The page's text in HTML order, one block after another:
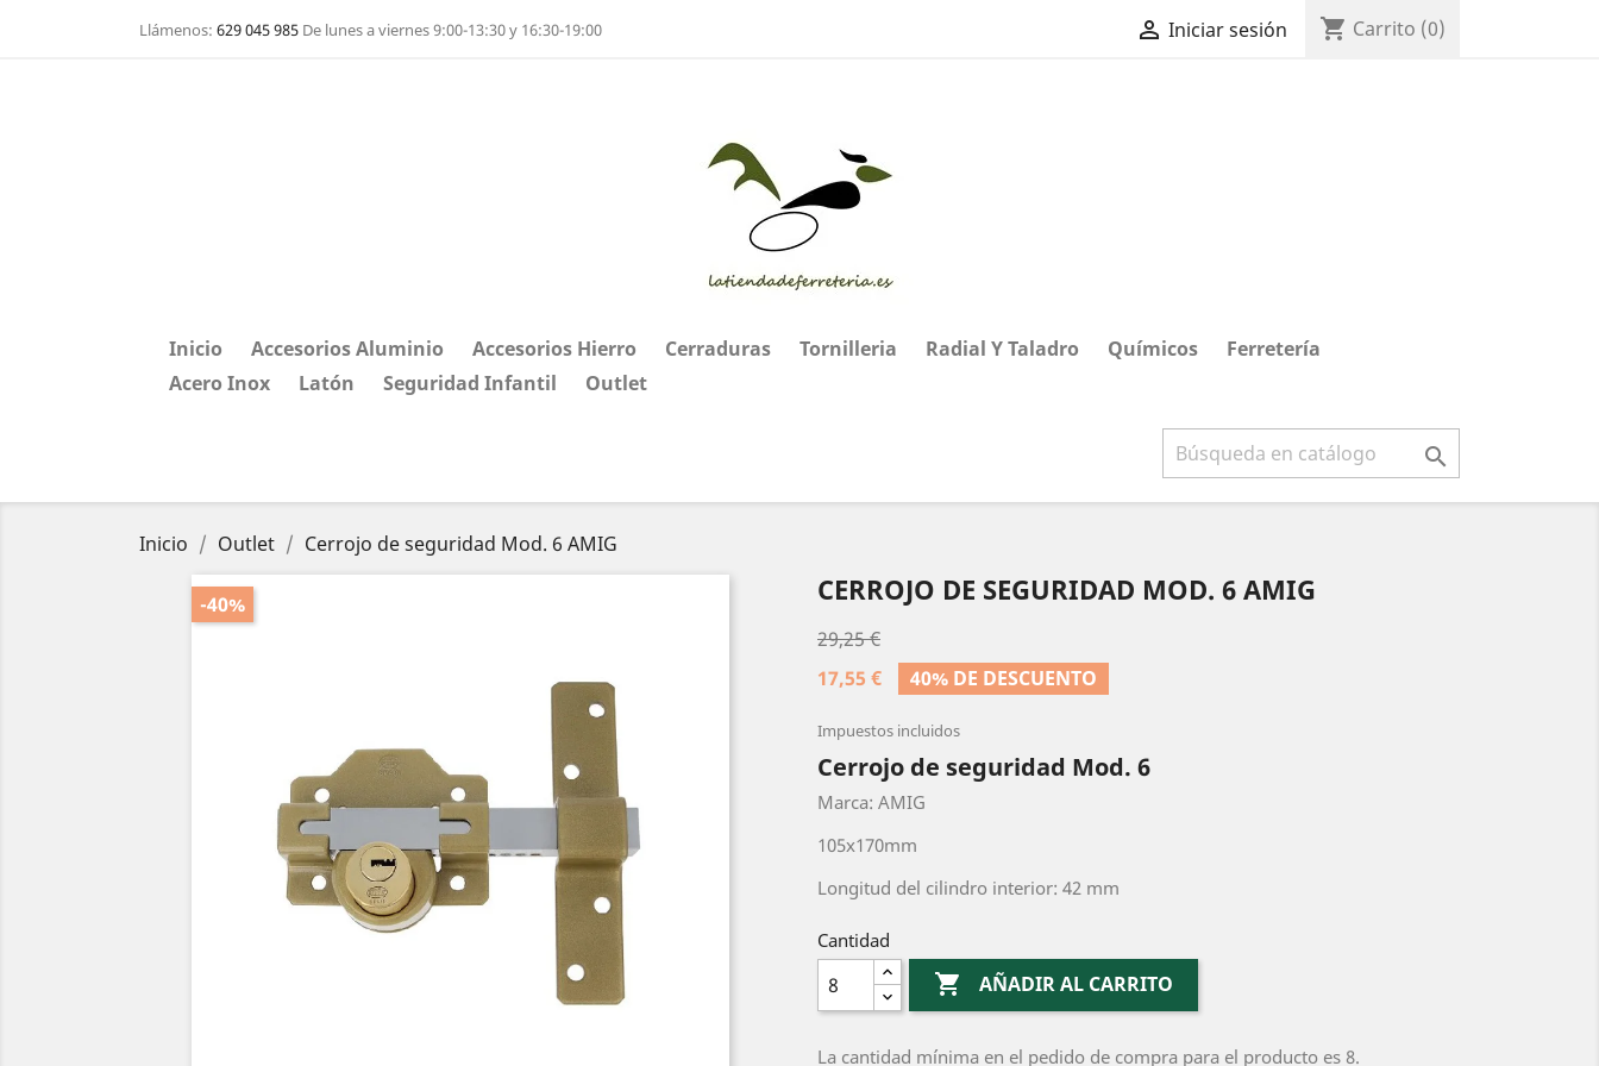
Llámenos: 629 045 985 De lunes a viernes 9:00-13:30 y 16:30-19:00  Iniciar sesión shopping_cart Carrito (0)
Inicio Accesorios Aluminio Accesorios Hierro Cerraduras Tornilleria Radial Y Taladro Químicos
Ferretería
Acero Inox
Latón Seguridad Infantil Outlet

Inicio Outlet Cerrojo de seguridad Mod. 6 AMIG
-40% CERROJO DE SEGURIDAD MOD. 6 AMIG
29,25 €
17,55 €
40% DE DESCUENTO
Impuestos incluidos
Cerrojo de seguridad Mod. 6
Marca: AMIG
105x170mm
Longitud del cilindro interior: 42 mm
Cantidad
 AÑADIR AL CARRITO
La cantidad mínima en el pedido de compra para el producto es 8.